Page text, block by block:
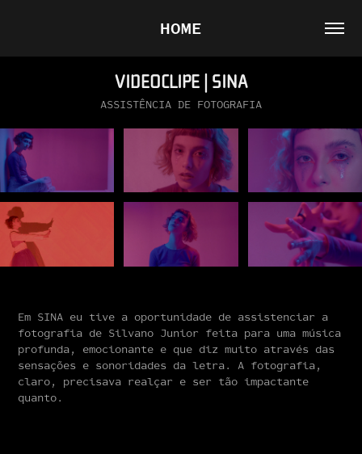
HOME
VIDEOCLIPE | SINA
ASSISTÊNCIA DE FOTOGRAFIA
Em SINA eu tive a oportunidade de assistenciar a
fotografia de Silvano Junior feita para uma música
profunda, emocionante e que diz muito através das
sensações e sonoridades da letra. A fotografia,
claro, precisava realçar e ser tão impactante
quanto.